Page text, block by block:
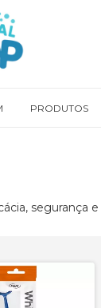
PRODUTOS
segurança